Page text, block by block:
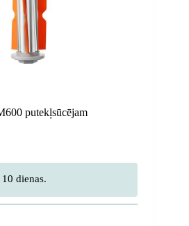
putekļsūcējam
dienas.